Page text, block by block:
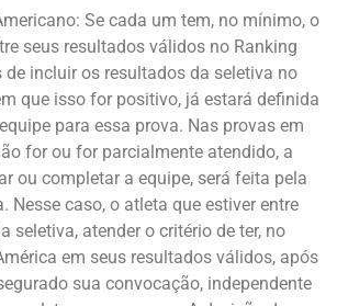
Se cada um tem, no mínimo, o
seus resultados válidos no Ranking
de incluir os resultados da seletiva no
que isso for positivo, já estará definida
para essa prova. Nas provas em
for ou for parcialmente atendido, a
ou completar a equipe, será feita pela
Nesse caso, o atleta que estiver entre
seletiva, atender o critério de ter, no
em seus resultados válidos, após
sua convocação, independente